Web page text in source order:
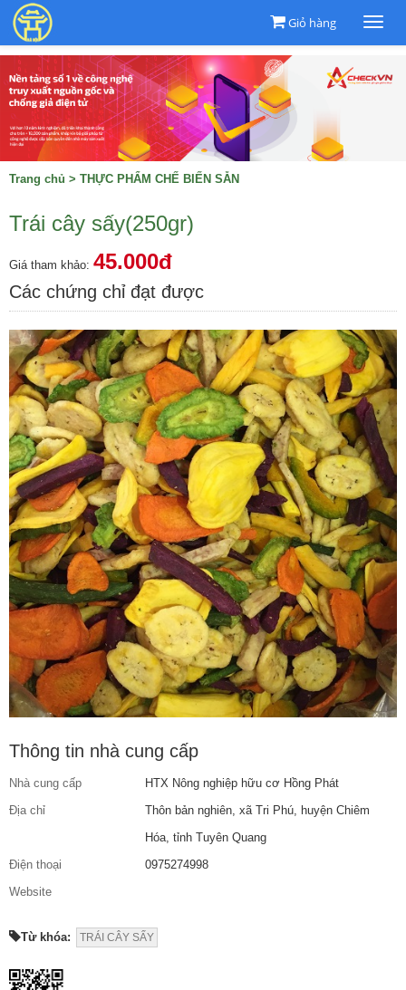
Giỏ hàng
Trang chủ > THỰC PHẨM CHẾ BIẾN SẴN
Trái cây sấy(250gr)
Giá tham khảo: 45.000đ
Các chứng chỉ đạt được
Thông tin nhà cung cấp
Nhà cung cấp
HTX Nông nghiệp hữu cơ Hồng Phát
Địa chỉ
Thôn bản nghiên, xã Tri Phú, huyện Chiêm
Hóa, tỉnh Tuyên Quang
Điện thoại
0975274998
Website
Từ khóa: TRÁI CÂY SẤY